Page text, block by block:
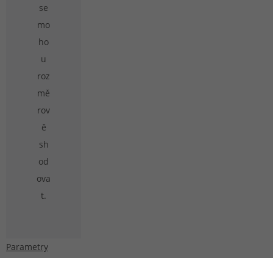
se
mo
ho
u
roz
mě
rov
ě
sh
od
ova
t.
Parametry